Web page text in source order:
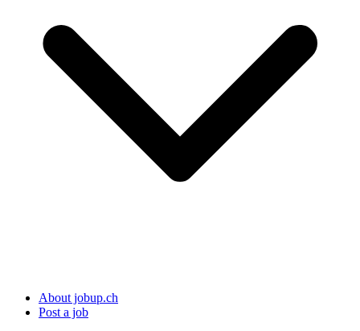
About jobup.ch
Post a job